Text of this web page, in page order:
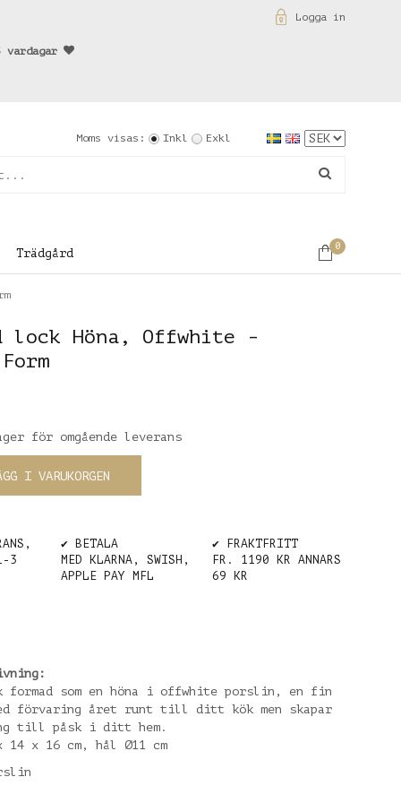
Logga in
vardagar
Moms visas: Inkl Exkl
Trädgård
0
lock Höna, Offwhite -
för omgående leverans
I VARUKORGEN
3
✔️ BETALA
MED KLARNA, SWISH,
APPLE PAY MFL
✔️ FRAKTFRITT
FR. 1190 KR ANNARS
69 KR
formad som en höna i offwhite porslin, en fin
förvaring året runt till ditt kök men skapar
till påsk i ditt hem.
x 16 cm, hål Ø11 cm